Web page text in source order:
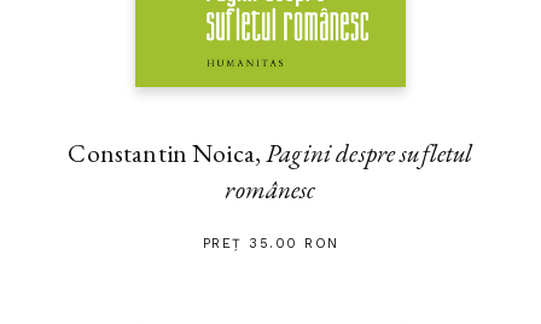
Constantin Noica,Pagini despre sufletul
românesc
PREȚ 35.00 RON